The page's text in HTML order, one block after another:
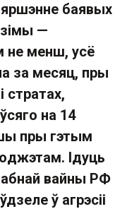
баявых
зімы —
не менш, усё
за месяц, пры
стратах,
на 14
пры гэтым
Ідуць
вайны РФ
ў агрэсіі